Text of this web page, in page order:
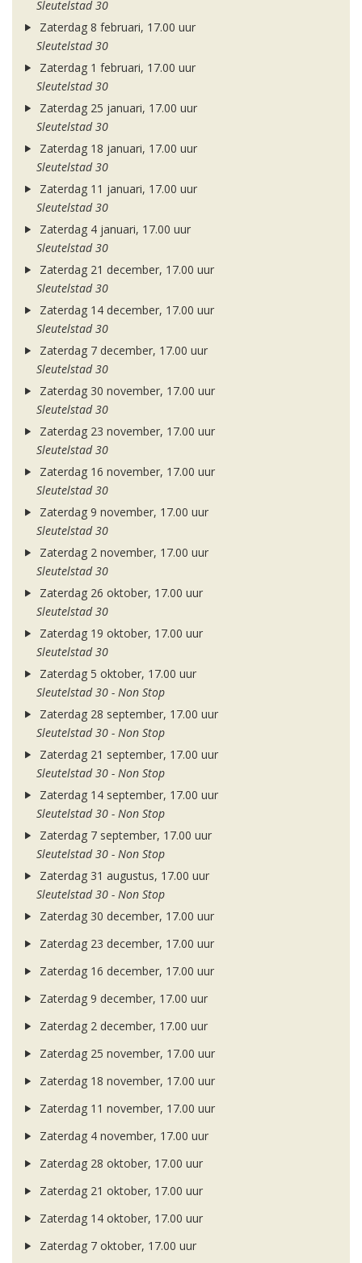
Sleutelstad 30
Zaterdag 8 februari, 17.00 uur
Sleutelstad 30
Zaterdag 1 februari, 17.00 uur
Sleutelstad 30
Zaterdag 25 januari, 17.00 uur
Sleutelstad 30
Zaterdag 18 januari, 17.00 uur
Sleutelstad 30
Zaterdag 11 januari, 17.00 uur
Sleutelstad 30
Zaterdag 4 januari, 17.00 uur
Sleutelstad 30
Zaterdag 21 december, 17.00 uur
Sleutelstad 30
Zaterdag 14 december, 17.00 uur
Sleutelstad 30
Zaterdag 7 december, 17.00 uur
Sleutelstad 30
Zaterdag 30 november, 17.00 uur
Sleutelstad 30
Zaterdag 23 november, 17.00 uur
Sleutelstad 30
Zaterdag 16 november, 17.00 uur
Sleutelstad 30
Zaterdag 9 november, 17.00 uur
Sleutelstad 30
Zaterdag 2 november, 17.00 uur
Sleutelstad 30
Zaterdag 26 oktober, 17.00 uur
Sleutelstad 30
Zaterdag 19 oktober, 17.00 uur
Sleutelstad 30
Zaterdag 5 oktober, 17.00 uur
Sleutelstad 30 - Non Stop
Zaterdag 28 september, 17.00 uur
Sleutelstad 30 - Non Stop
Zaterdag 21 september, 17.00 uur
Sleutelstad 30 - Non Stop
Zaterdag 14 september, 17.00 uur
Sleutelstad 30 - Non Stop
Zaterdag 7 september, 17.00 uur
Sleutelstad 30 - Non Stop
Zaterdag 31 augustus, 17.00 uur
Sleutelstad 30 - Non Stop
Zaterdag 30 december, 17.00 uur
Zaterdag 23 december, 17.00 uur
Zaterdag 16 december, 17.00 uur
Zaterdag 9 december, 17.00 uur
Zaterdag 2 december, 17.00 uur
Zaterdag 25 november, 17.00 uur
Zaterdag 18 november, 17.00 uur
Zaterdag 11 november, 17.00 uur
Zaterdag 4 november, 17.00 uur
Zaterdag 28 oktober, 17.00 uur
Zaterdag 21 oktober, 17.00 uur
Zaterdag 14 oktober, 17.00 uur
Zaterdag 7 oktober, 17.00 uur